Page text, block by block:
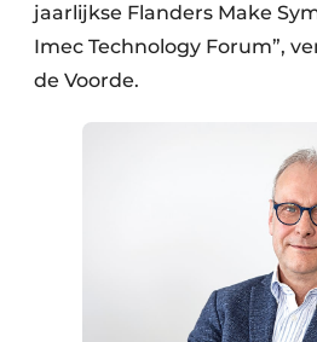
jaarlijkse Flanders Make
Imec Technology Forum”,
de Voorde.